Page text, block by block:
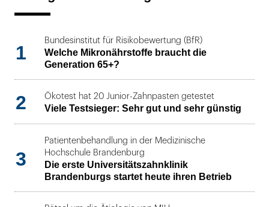
1
Bundesinstitut für Risikobewertung (BfR)
Welche Mikronährstoffe braucht die
Generation 65+?
2 Ökotest hat 20 Junior-Zahnpasten getestet
Viele Testsieger: Sehr gut und sehr günstig
3
Patientenbehandlung in der Medizinische
Hochschule Brandenburg
Die erste Universitätszahnklinik
Brandenburgs startet heute ihren Betrieb